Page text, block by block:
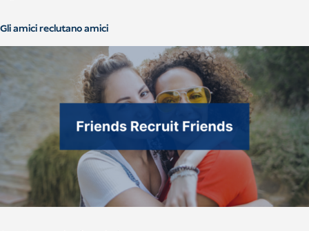
Gli amici reclutano amici